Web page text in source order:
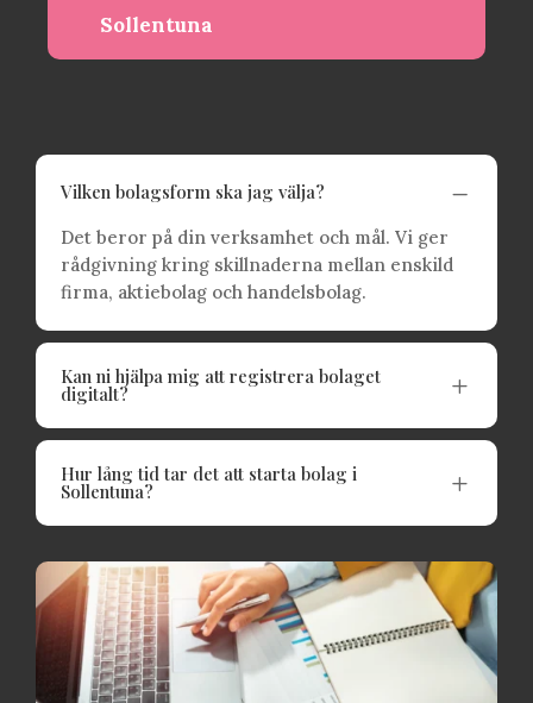
Sollentuna
Vilken bolagsform ska jag välja? K
Det beror på din verksamhet och mål. Vi ger
rådgivning kring skillnaderna mellan enskild
firma, aktiebolag och handelsbolag.
Kan ni hjälpa mig att registrera bolaget
digitalt? L
Hur lång tid tar det att starta bolag i
Sollentuna? L